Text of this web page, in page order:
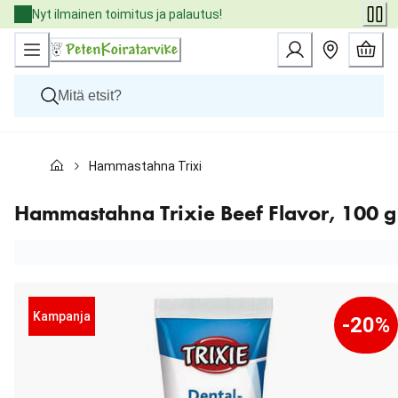
Skip
to
Content
Nyt ilmainen toimitus ja palautus!
Kissat
Eläinlääkäriruoat
Tuotemerkit
Hammastahna Trixie Beef Flavor, 100 g
Hammastahna Trixie Beef Flavor, 100 g
Kampanja -20%